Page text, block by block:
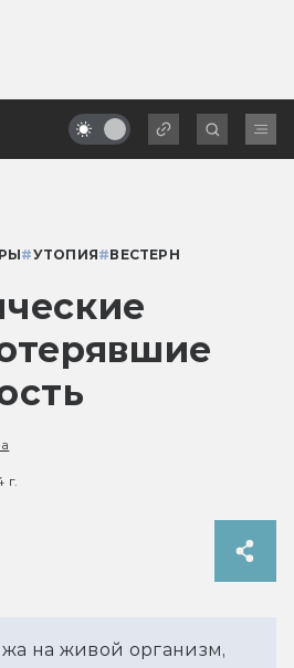
#УТОПИЯ#ВЕСТЕРН
г.
на живой организм,